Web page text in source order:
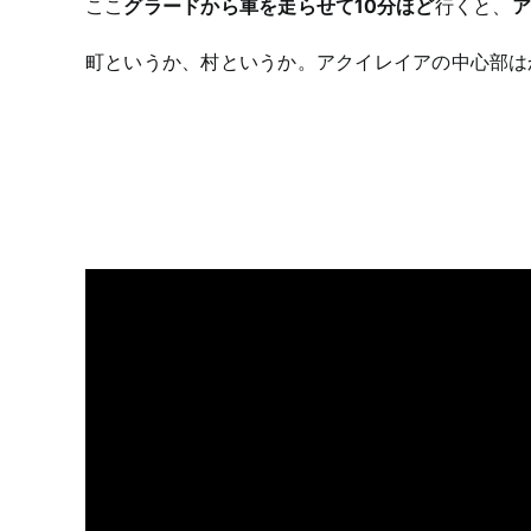
ここ グラードから車を走らせて10分ほど行くと、
町というか、村というか。アクイレイアの中心部